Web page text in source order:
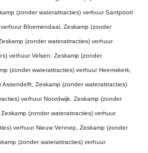
(zonder waterattracties) verhuur Santpoort
Bloemendaal, Zeskamp (zonder
(zonder waterattracties) verhuur
verhuur Velsen, Zeskamp (zonder
(zonder waterattracties) verhuur Heemskerk,
Zeskamp (zonder waterattracties)
verhuur Noordwijk, Zeskamp (zonder
(zonder waterattracties) verhuur
verhuur Nieuw Vennep, Zeskamp (zonder
(zonder waterattracties) verhuur